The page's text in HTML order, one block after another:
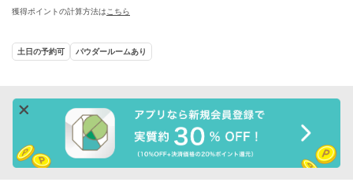
獲得ポイントの計算方法はこちら
土日の予約可 パウダールームあり